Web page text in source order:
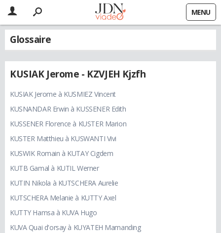
MENU
Glossaire
KUSIAK Jerome - KZVJEH Kjzfh
KUSIAK Jerome à KUSMIEZ Vincent
KUSNANDAR Erwin à KUSSENER Edith
KUSSENER Florence à KUSTER Marion
KUSTER Matthieu à KUSWANTI Vivi
KUSWIK Romain à KUTAY Cigdem
KUTB Gamal à KUTIL Werner
KUTIN Nikola à KUTSCHERA Aurelie
KUTSCHERA Melanie à KUTTY Axel
KUTTY Hamsa à KUVA Hugo
KUVA Quai d'orsay à KUYATEH Mamanding